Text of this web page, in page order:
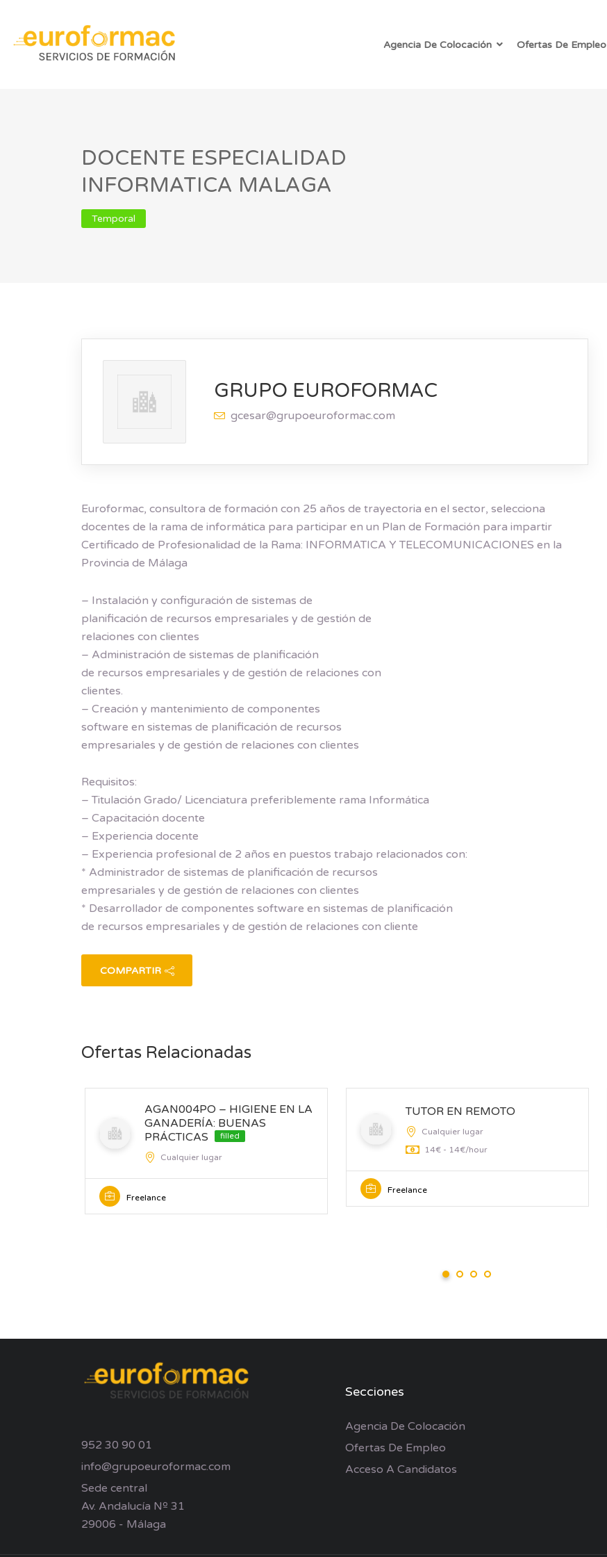
Agencia De Colocación Ofertas De Empleo
DOCENTE ESPECIALIDAD
INFORMATICA MALAGA
Temporal
GRUPO EUROFORMAC
gcesar@grupoeuroformac.com
Euroformac, consultora de formación con 25 años de trayectoria en el sector, selecciona
docentes de la rama de informática para participar en un Plan de Formación para impartir
Certificado de Profesionalidad de la Rama: INFORMATICA Y TELECOMUNICACIONES en la
Provincia de Málaga
– Instalación y configuración de sistemas de
planificación de recursos empresariales y de gestión de
relaciones con clientes
– Administración de sistemas de planificación
de recursos empresariales y de gestión de relaciones con
clientes.
– Creación y mantenimiento de componentes
software en sistemas de planificación de recursos
empresariales y de gestión de relaciones con clientes
Requisitos:
– Titulación Grado/ Licenciatura preferiblemente rama Informática
– Capacitación docente
– Experiencia docente
– Experiencia profesional de 2 años en puestos trabajo relacionados con:
* Administrador de sistemas de planificación de recursos
empresariales y de gestión de relaciones con clientes
* Desarrollador de componentes software en sistemas de planificación
de recursos empresariales y de gestión de relaciones con cliente
COMPARTIR
Ofertas Relacionadas
AGAN004PO – HIGIENE EN LA
GANADERÍA: BUENAS
PRÁCTICAS
filled
Cualquier lugar
Freelance
TUTOR EN REMOTO
Cualquier lugar
14€ - 14€/hour
Freelance
952 30 90 01
info@grupoeuroformac.com
Sede central
Av. Andalucía Nº 31
29006 - Málaga
Secciones
Agencia De Colocación
Ofertas De Empleo
Acceso A Candidatos